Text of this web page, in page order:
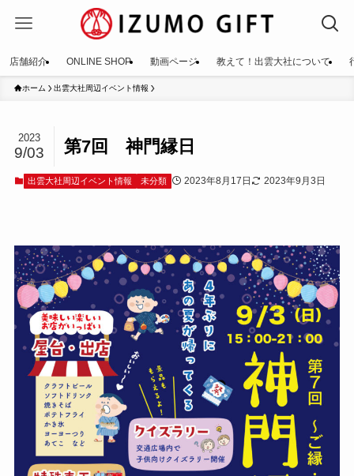
店舗紹介 ONLINE SHOP 動画ページ 教えて！出雲大社について
ホーム 出雲大社周辺イベント情報
第7回 神門縁日
2023
9/03
出雲大社周辺イベント情報 未分類 2023年8月17日 2023年9月3日